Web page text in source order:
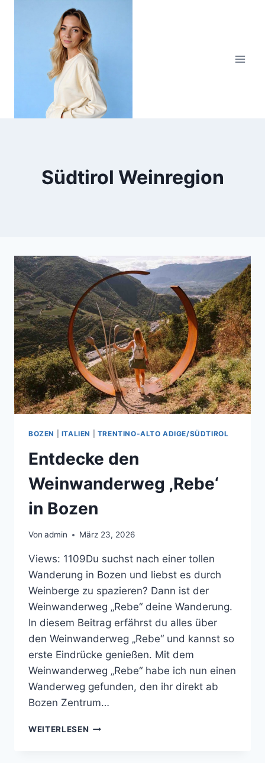
Südtirol Weinregion
BOZEN ITALIEN TRENTINO-ALTO ADIGE/SÜDTIROL
Entdecke den
Weinwanderweg ‚Rebe‘
in Bozen
Von admin März 23, 2026
Views: 1109Du suchst nach einer tollen
Wanderung in Bozen und liebst es durch
Weinberge zu spazieren? Dann ist der
Weinwanderweg „Rebe“ deine Wanderung.
In diesem Beitrag erfährst du alles über
den Weinwanderweg „Rebe“ und kannst so
erste Eindrücke genießen. Mit dem
Weinwanderweg „Rebe“ habe ich nun einen
Wanderweg gefunden, den ihr direkt ab
Bozen Zentrum…
WEITERLESEN ENTDECKE